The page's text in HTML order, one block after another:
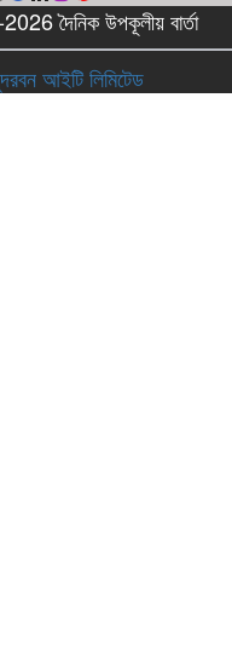
দৈনিক উপকূলীয় বার্তা
আইটি লিমিটেড